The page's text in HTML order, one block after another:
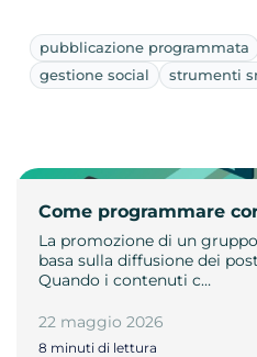
pubblicazione programmata
gestione social
strumenti
Come programmare
La promozione di un
basa sulla diffusione dei
Quando i contenuti c…
22 maggio 2026
8 minuti di lettura